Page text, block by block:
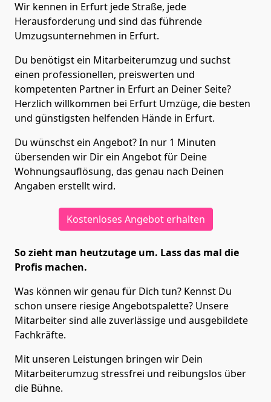
Wir kennen in Erfurt jede Straße, jede
Herausforderung und sind das führende
Umzugsunternehmen in Erfurt.
Du benötigst ein Mitarbeiterumzug und suchst
einen professionellen, preiswerten und
kompetenten Partner in Erfurt an Deiner Seite?
Herzlich willkommen bei Erfurt Umzüge, die besten
und günstigsten helfenden Hände in Erfurt.
Du wünschst ein Angebot? In nur 1 Minuten
übersenden wir Dir ein Angebot für Deine
Wohnungsauflösung, das genau nach Deinen
Angaben erstellt wird.
Kostenloses Angebot erhalten
So zieht man heutzutage um. Lass das mal die
Profis machen.
Was können wir genau für Dich tun? Kennst Du
schon unsere riesige Angebotspalette? Unsere
Mitarbeiter sind alle zuverlässige und ausgebildete
Fachkräfte.
Mit unseren Leistungen bringen wir Dein
Mitarbeiterumzug stressfrei und reibungslos über
die Bühne.